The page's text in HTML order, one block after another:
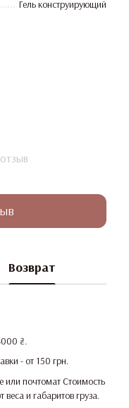
Гель конструирующий
Возврат
₴.
- от 150 грн.
или почтомат Стоимость
веса и габаритов груза.